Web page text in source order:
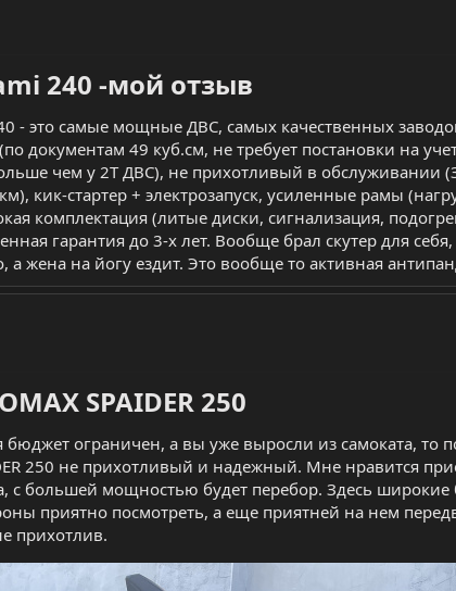
240 -мой отзыв​
- это самые мощные ДВС, самых качественных
документам 49 куб.см, не требует постановки на
чем у 2Т ДВС), не прихотливый в обслуживании
кик-стартер + электрозапуск, усиленные рамы
комплектация (литые диски, сигнализация,
гарантия до 3-х лет. Вообще брал скутер для
а жена на йогу ездит. Это вообще то активная
SPAIDER 250​
ограничен, а вы уже выросли из самоката, то
250 не прихотливый и надежный. Мне нравится
с большей мощностью будет перебор. Здесь
приятно посмотреть, а еще приятней на нем
прихотлив.